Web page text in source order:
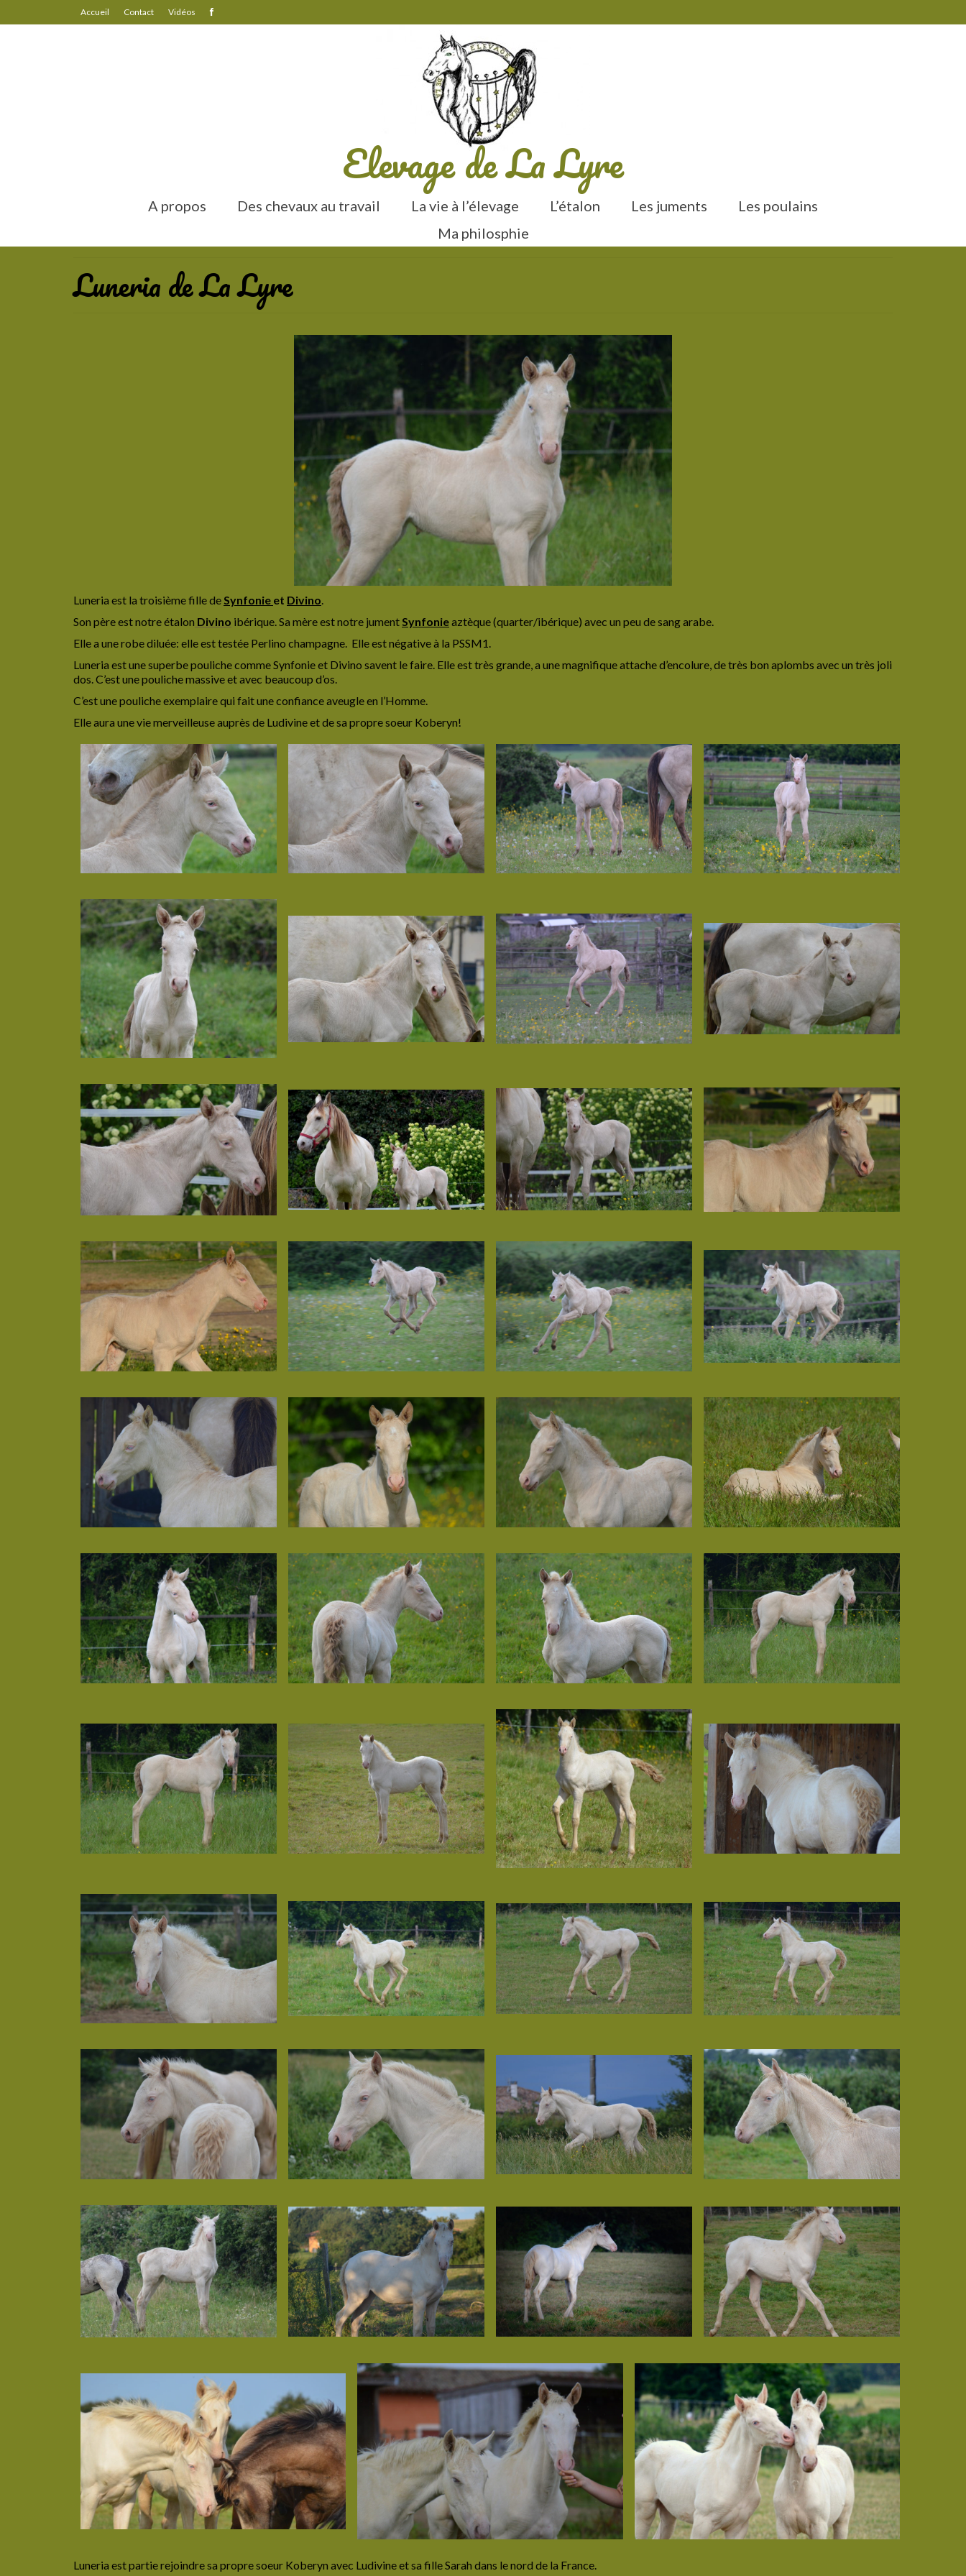
Accueil Contact Vidéos
Elevage de La Lyre
A propos Des chevaux au travail La vie à l’élevage L’étalon Les juments
Les poulains
Ma philosphie
Luneria de La Lyre
Luneria est la troisième fille de Synfonie et Divino
Son père est notre étalon Divino ibérique. Sa mère est notre jument Synfonieaztèque (quarter/ibérique) avec un peu de sang arabe.
Elle a une robe diluée: elle est testée Perlino champagne. Elle est négative à la PSSM1.
Luneria est une superbe pouliche comme Synfonie et Divino savent le faire. Elle est très grande, a une magnifique attache d’encolure, de très bon aplombs avec un très joli
dos. C’est une pouliche massive et avec beaucoup d’os.
C’est une pouliche exemplaire qui fait une confiance aveugle en l’Homme.
Elle aura une vie merveilleuse auprès de Ludivine et de sa propre soeur Koberyn!
Luneria est partie rejoindre sa propre soeur Koberyn avec Ludivine et sa fille Sarah dans le nord de la France.